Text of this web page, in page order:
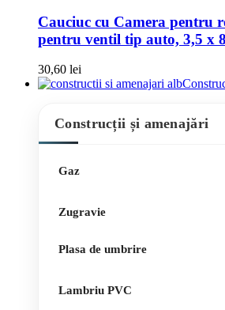
Cauciuc cu Camera pentru
pentru ventil tip auto, 3,5 x
30,60 lei
Construcții și amenajări
Gaz
Zugravie
Plasa de umbrire
Lambriu PVC